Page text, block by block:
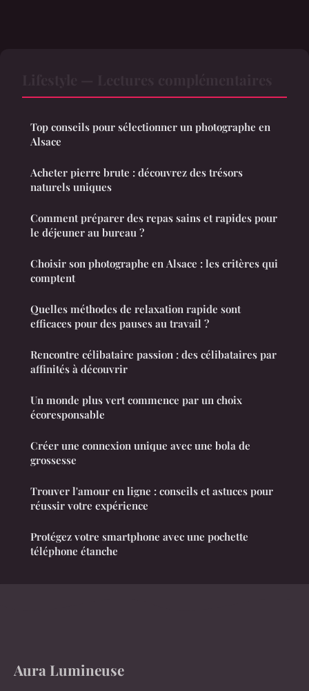
Top conseils pour sélectionner un photographe en
Alsace
Acheter pierre brute : découvrez des trésors
naturels uniques
Comment préparer des repas sains et rapides pour
le déjeuner au bureau ?
Choisir son photographe en Alsace : les critères qui
comptent
Quelles méthodes de relaxation rapide sont
efficaces pour des pauses au travail ?
Rencontre célibataire passion : des célibataires par
affinités à découvrir
Un monde plus vert commence par un choix
écoresponsable
Créer une connexion unique avec une bola de
grossesse
Trouver l'amour en ligne : conseils et astuces pour
réussir votre expérience
Protégez votre smartphone avec une pochette
téléphone étanche
Aura Lumineuse